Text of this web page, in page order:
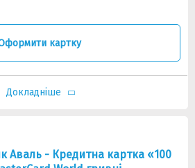
картку
Докладніше
Аваль - Кредитна картка «100